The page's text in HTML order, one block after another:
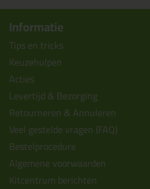
Informatie
Tips en tricks
Keuzehulpen
Acties
Levertijd & Bezorging
Retourneren & Annuleren
Veel gestelde vragen (FAQ)
Bestelprocedure
Algemene voorwaarden
Kitcentrum berichten